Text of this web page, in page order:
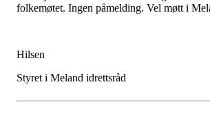
folkemøtet. Ingen påmelding. Vel møtt i
Hilsen
Styret i Meland idrettsråd